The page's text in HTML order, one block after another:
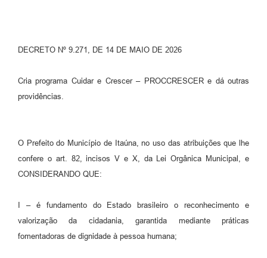
DECRETO Nº 9.271, DE 14 DE MAIO DE 2026
Cria programa Cuidar e Crescer – PROCCRESCER e dá outras
providências.
O Prefeito do Município de Itaúna, no uso das atribuições que lhe
confere o art. 82, incisos V e X, da Lei Orgânica Municipal, e
CONSIDERANDO QUE:
I – é fundamento do Estado brasileiro o reconhecimento e
valorização da cidadania, garantida mediante práticas
fomentadoras de dignidade à pessoa humana;